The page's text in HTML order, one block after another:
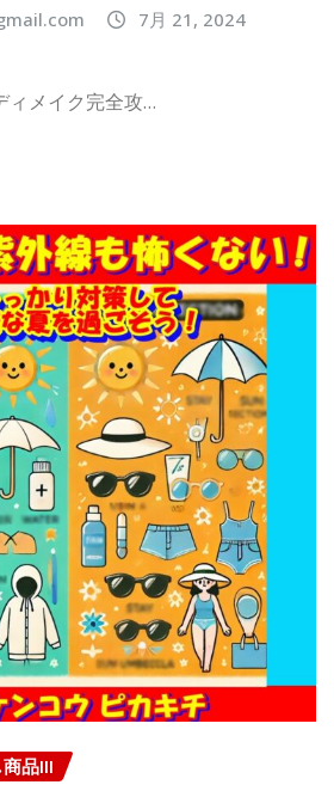
7月 21, 2024
ィメイク完全攻…
品III